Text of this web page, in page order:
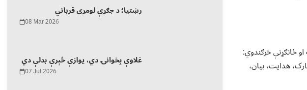
ځانګړنې څرګندوي:
هدایت، بیان،
رښتیا؛ د جګړې لومړی قرباني
08 Mar 2026
غلاوې پخوانۍ دي، یوازې څېرې بدلې دي
07 Jul 2026